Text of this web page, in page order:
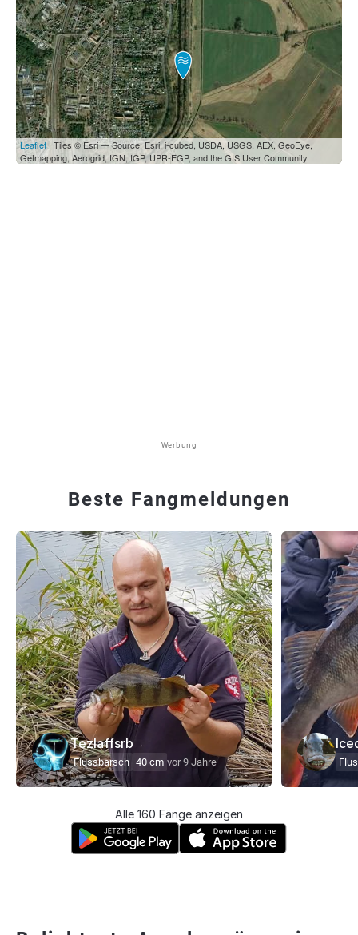
Leaflet| Tiles © Esri — Source: Esri, i-cubed, USDA, USGS, AEX, GeoEye,
Getmapping, Aerogrid, IGN, IGP, UPR-EGP, and the GIS User Community
Werbung
Beste Fangmeldungen
Tezlaffsrb
Flussbarsch 40 cm vor 9 Jahre
Alle 160 Fänge anzeigen